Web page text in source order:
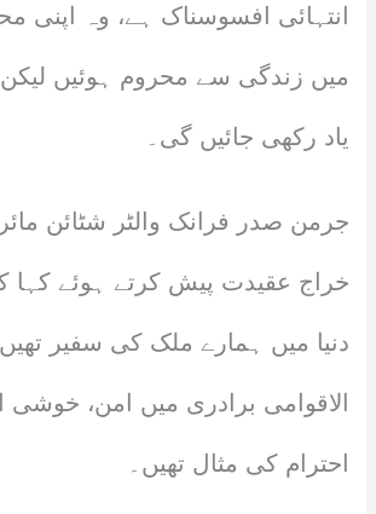
انتہائی افسوسناک ہے، وہ اپنی
میں زندگی سے محروم ہوئیں
یاد رکھی جائیں گی۔
جرمن صدر فرانک والٹر شٹائن
خراج عقیدت پیش کرتے ہوئے کہا
دنیا میں ہمارے ملک کی سفیر تھیں
الاقوامی برادری میں امن، خوشی
احترام کی مثال تھیں۔